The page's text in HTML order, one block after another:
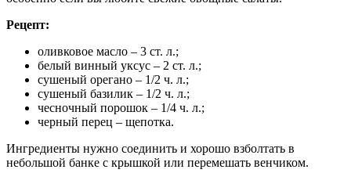
Рецепт:
оливковое масло – 3 ст. л.;
белый винный уксус – 2 ст. л.;
сушеный орегано – 1/2 ч. л.;
сушеный базилик – 1/2 ч. л.;
чесночный порошок – 1/4 ч. л.;
черный перец – щепотка.
Ингредиенты нужно соединить и хорошо взболтать в
небольшой банке с крышкой или перемешать венчиком.